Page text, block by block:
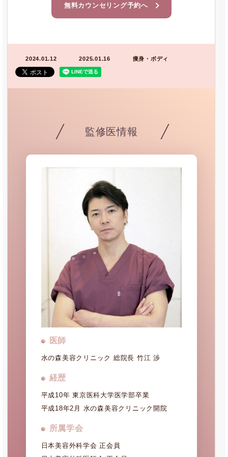
無料カウンセリング予約へ
2024.01.12 2025.01.16 痩身・ボディ
監修医情報
医師
水の森美容クリニック 総院長 竹江 渉
経歴
平成10年 東京医科大学医学部卒業
平成18年2月 水の森美容クリニック開院
所属学会
日本美容外科学会 正会員